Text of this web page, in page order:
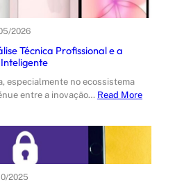
2026
Técnica Profissional e a
especialmente no ecossistema
entre a inovação… Read More
2025